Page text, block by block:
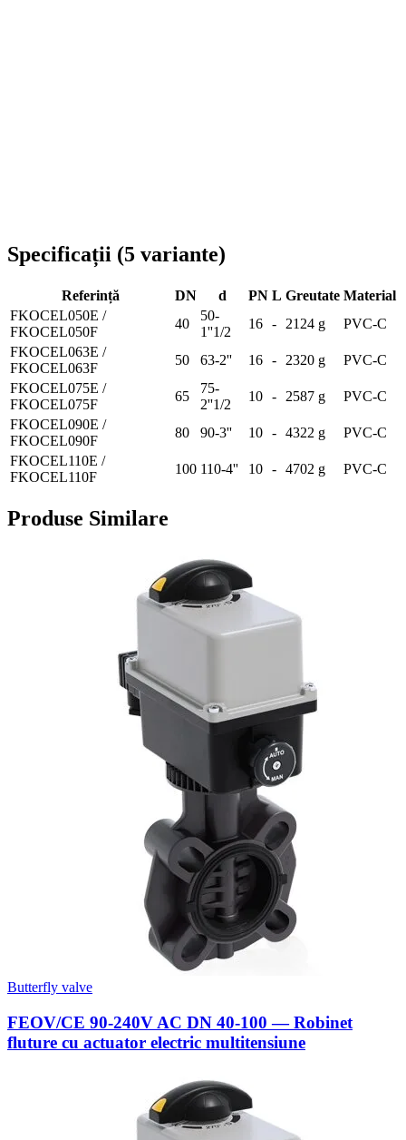
Specificații (5 variante)
Referință DN d PN L Greutate Material
FKOCEL050E /
FKOCEL050F
40
50-
1''1/2
16 - 2124 g
PVC-C
FKOCEL063E /
FKOCEL063F
50 63-2'' 16 - 2320 g
PVC-C
FKOCEL075E /
FKOCEL075F
65
75-
2''1/2
10 - 2587 g
PVC-C
FKOCEL090E /
FKOCEL090F
80 90-3'' 10 - 4322 g
PVC-C
FKOCEL110E /
FKOCEL110F
100 110-4'' 10 - 4702 g PVC-C
Produse Similare
Butterfly valve
FEOV/CE 90-240V AC DN 40-100 — Robinet
fluture cu actuator electric multitensiune